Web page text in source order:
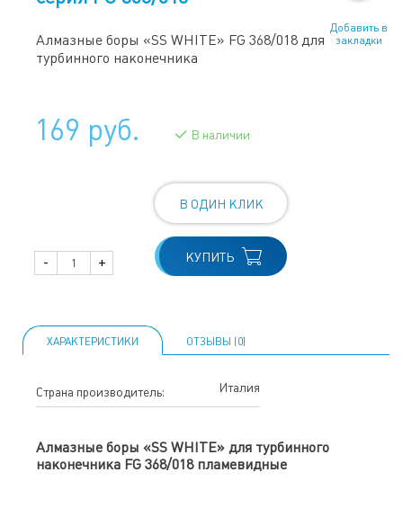
Алмазные боры «SS WHITE» FG 368/018 для
турбинного наконечника
Добавить в
закладки
169 руб. В наличии
- +
В ОДИН КЛИК
КУПИТЬ
ХАРАКТЕРИСТИКИ ОТЗЫВЫ (0)
Страна производитель: Италия
Алмазные боры «SS WHITE» для турбинного
наконечника FG 368/018 пламевидные